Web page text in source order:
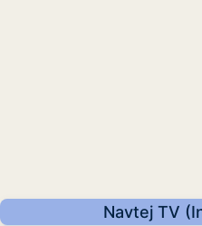
Navtej TV